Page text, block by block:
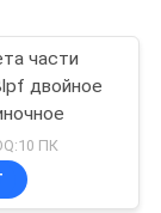
части
двойное
ПК